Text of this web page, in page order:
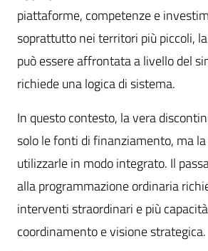
piattaforme, competenze e
soprattutto nei territori più piccoli,
può essere affrontata a livello del
richiede una logica di sistema.
In questo contesto, la vera
solo le fonti di finanziamento, ma
utilizzarle in modo integrato. Il
alla programmazione ordinaria
interventi straordinari e più
coordinamento e visione strategica.